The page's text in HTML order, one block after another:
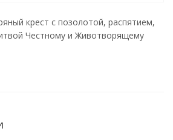
крест с позолотой, распятием,
Честному и Животворящему